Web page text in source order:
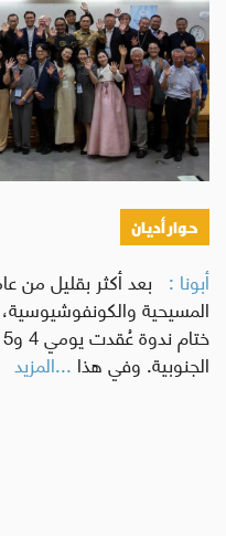
حوار أديان
أبونا : بعد أكثر بقليل من
المسيحية
الجنوبية. وفي هذا ...المزيد